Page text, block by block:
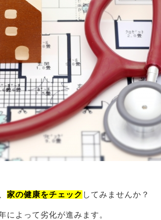
家の健康をチェック してみませんか？
によって劣化が進みます。